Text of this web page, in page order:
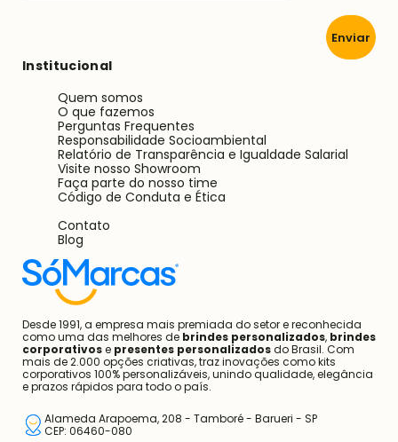
Desde 1991, a empresa mais premiada do setor e reconhecida
como uma das melhores de brindes personalizados, brindes
corporativose presentes personalizadosdo Brasil. Com
mais de 2.000 opções criativas, traz inovações como kits
corporativos 100% personalizáveis, unindo qualidade, elegância
e prazos rápidos para todo o país.
Alameda Arapoema, 208 - Tamboré - Barueri - SP
CEP: 06460-080
Institucional
Quem somos
O que fazemos
Perguntas Frequentes
Responsabilidade Socioambiental
Relatório de Transparência e Igualdade Salarial
Visite nosso Showroom
Faça parte do nosso time
Código de Conduta e Ética
Contato
Blog
Enviar